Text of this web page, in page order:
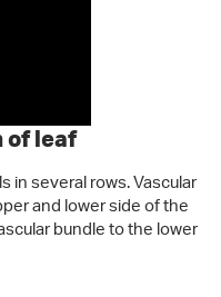
of leaf
in several rows. Vascular
and lower side of the
bundle to the lower